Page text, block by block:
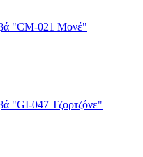
"CM-021 Μονέ"
"GI-047 Τζορτζόνε"